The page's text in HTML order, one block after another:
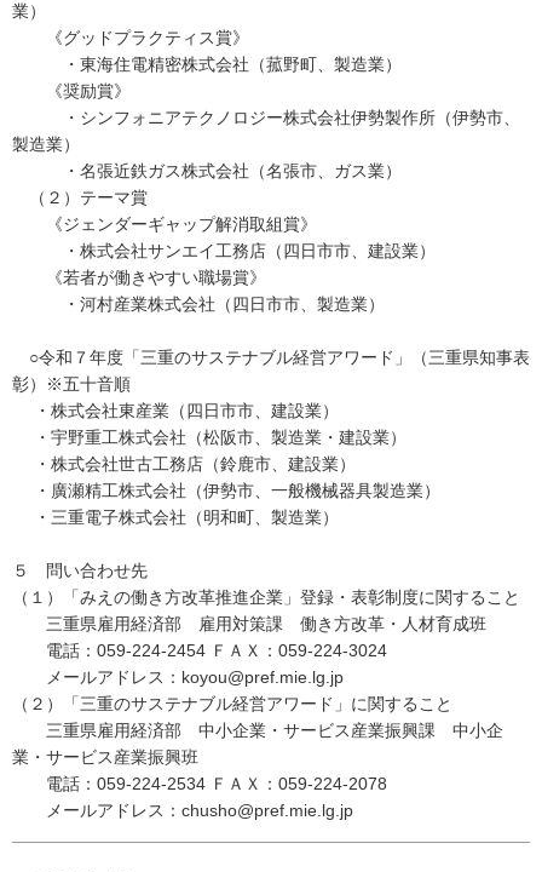
業）
《グッドプラクティス賞》
・東海住電精密株式会社（菰野町、製造業）
《奨励賞》
・シンフォニアテクノロジー株式会社伊勢製作所（伊勢市、
製造業）
・名張近鉄ガス株式会社（名張市、ガス業）
（２）テーマ賞
《ジェンダーギャップ解消取組賞》
・株式会社サンエイ工務店（四日市市、建設業）
《若者が働きやすい職場賞》
・河村産業株式会社（四日市市、製造業）
○令和７年度「三重のサステナブル経営アワード」（三重県知事表
彰）※五十音順
・株式会社東産業（四日市市、建設業）
・宇野重工株式会社（松阪市、製造業・建設業）
・株式会社世古工務店（鈴鹿市、建設業）
・廣瀬精工株式会社（伊勢市、一般機械器具製造業）
・三重電子株式会社（明和町、製造業）
５ 問い合わせ先
（１）「みえの働き方改革推進企業」登録・表彰制度に関すること
三重県雇用経済部 雇用対策課 働き方改革・人材育成班
電話：059-224-2454 ＦＡＸ：059-224-3024
メールアドレス：koyou@pref.mie.lg.jp
（２）「三重のサステナブル経営アワード」に関すること
三重県雇用経済部 中小企業・サービス産業振興課 中小企
業・サービス産業振興班
電話：059-224-2534 ＦＡＸ：059-224-2078
メールアドレス：chusho@pref.mie.lg.jp